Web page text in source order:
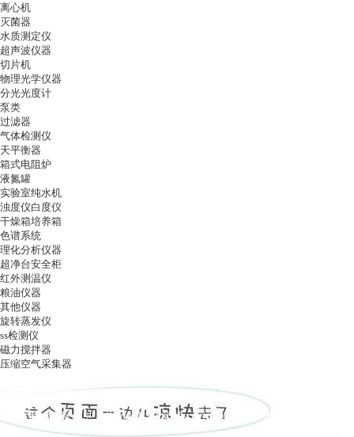
离心机
灭菌器
水质测定仪
超声波仪器
切片机
物理光学仪器
分光光度计
泵类
过滤器
气体检测仪
天平衡器
箱式电阻炉
液氮罐
实验室纯水机
浊度仪白度仪
干燥箱培养箱
色谱系统
理化分析仪器
超净台安全柜
红外测温仪
粮油仪器
其他仪器
旋转蒸发仪
ss检测仪
磁力搅拌器
压缩空气采集器
ag凯发k8国际 | 关于ag凯发k8国际 | ag凯发k8国际的产品展示